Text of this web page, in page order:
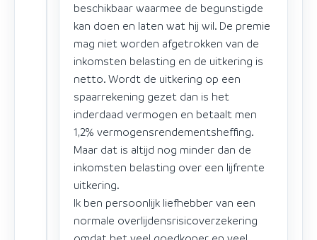
beschikbaar waarmee de begunstigde
kan doen en laten wat hij wil. De premie
mag niet worden afgetrokken van de
inkomsten belasting en de uitkering is
netto. Wordt de uitkering op een
spaarrekening gezet dan is het
inderdaad vermogen en betaalt men
1,2% vermogensrendementsheffing.
Maar dat is altijd nog minder dan de
inkomsten belasting over een lijfrente
uitkering.
Ik ben persoonlijk liefhebber van een
normale overlijdensrisicoverzekering